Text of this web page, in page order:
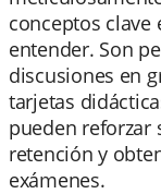
conceptos
entender. Son
discusiones en
tarjetas
pueden reforzar
retención y
exámenes.